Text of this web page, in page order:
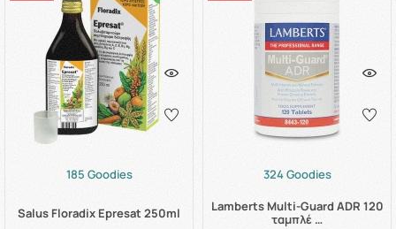
185 Goodies
Salus Floradix Epresat 250ml
324 Goodies
Lamberts Multi-Guard ADR 120
ταμπλέ …